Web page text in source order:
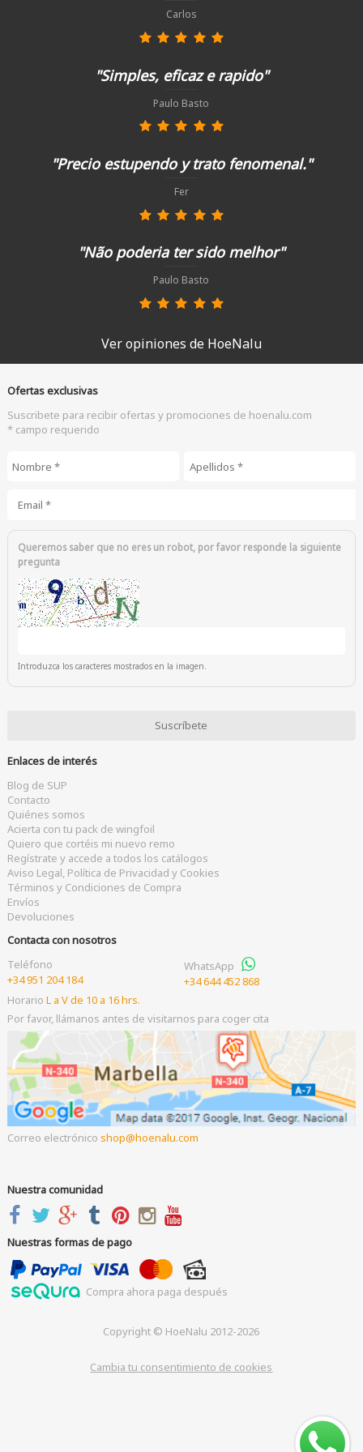
Carlos
"Simples, eficaz e rapido"
Paulo Basto
"Precio estupendo y trato fenomenal."
Fer
"Não poderia ter sido melhor"
Paulo Basto
Ver opiniones de HoeNalu
Ofertas exclusivas
Suscribete para recibir ofertas y promociones de hoenalu.com
* campo requerido
Queremos saber que no eres un robot, por favor responde la siguiente
pregunta
Introduzca los caracteres mostrados en la imagen.
Enlaces de interés
Blog de SUP
Contacto
Quiénes somos
Acierta con tu pack de wingfoil
Quiero que cortéis mi nuevo remo
Regístrate y accede a todos los catálogos
Aviso Legal, Política de Privacidad y Cookies
Términos y Condiciones de Compra
Envíos
Devoluciones
Contacta con nosotros
Teléfono
+34 951 204 184
WhatsApp
+34 644 452 868
Horario L a V de 10 a 16 hrs.
Por favor, llámanos antes de visitarnos para coger cita
Correo electrónico shop hoenalu.com
Nuestra comunidad
Nuestras formas de pago
Compra ahora paga después
Copyright © HoeNalu 2012-2026
Cambia tu consentimiento de cookies